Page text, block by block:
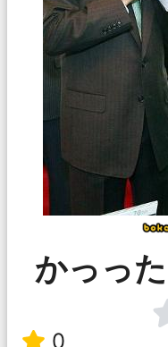
かっっ
0